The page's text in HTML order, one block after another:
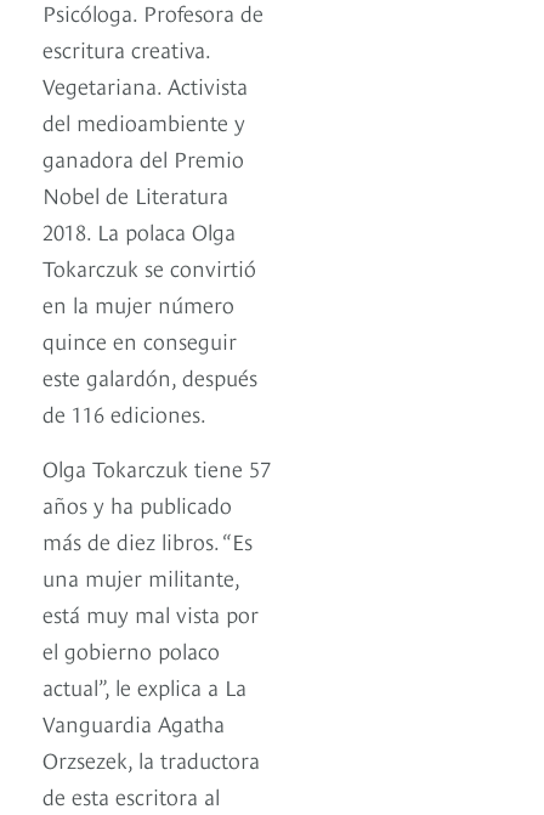
Psicóloga. Profesora de
escritura creativa.
Vegetariana. Activista
del medioambiente y
ganadora del Premio
Nobel de Literatura
2018. La polaca Olga
Tokarczuk se convirtió
en la mujer número
quince en conseguir
este galardón, después
de 116 ediciones.
Olga Tokarczuk tiene 57
años y ha publicado
más de diez libros. “Es
una mujer militante,
está muy mal vista por
el gobierno polaco
actual”, le explica a La
Vanguardia Agatha
Orzsezek, la traductora
de esta escritora al